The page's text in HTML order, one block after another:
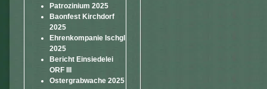
Patrozinium 2025
Baonfest Kirchdorf
2025
Ehrenkompanie Ischgl
2025
Bericht Einsiedelei
ORF III
Ostergrabwache 2025